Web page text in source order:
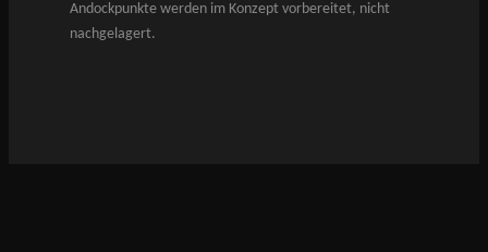
Andockpunkte werden im Konzept vorbereitet, nicht
nachgelagert.